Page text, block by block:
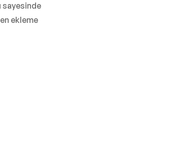
sayesinde
ekleme